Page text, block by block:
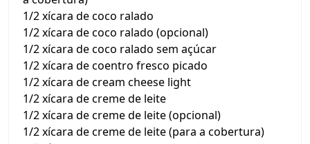
1/2 xícara de coco ralado
1/2 xícara de coco ralado (opcional)
1/2 xícara de coco ralado sem açúcar
1/2 xícara de coentro fresco picado
1/2 xícara de cream cheese light
1/2 xícara de creme de leite
1/2 xícara de creme de leite (opcional)
1/2 xícara de creme de leite (para a cobertura)